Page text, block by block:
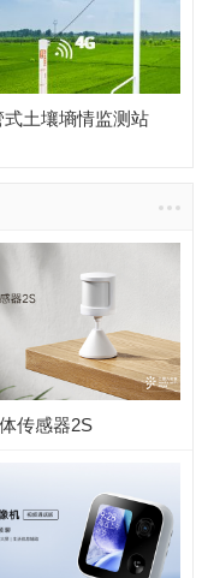
式土壤墒情监测站
传感器2S